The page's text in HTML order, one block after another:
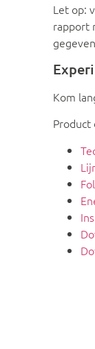
Let op:
rapport
Kom
Product